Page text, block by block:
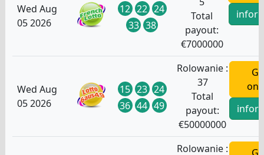
Wed Aug
05 2026
12 22 24
33 38
Total
payout:
€7000000
Wed Aug
05 2026
15 23 24
36 44 49
Rolowanie :
37
Total
payout:
€50000000
Rolowanie :